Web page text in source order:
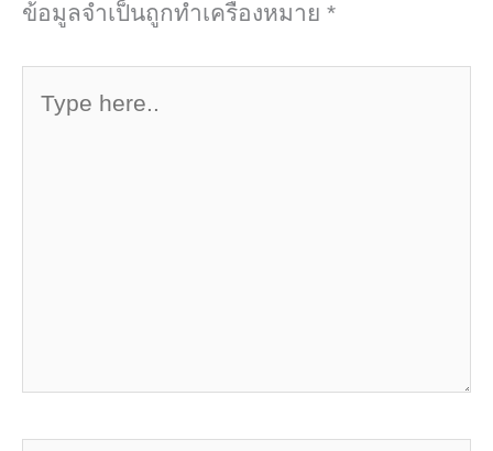
ข้อมูลจำเป็นถูกทำเครื่องหมาย *
here..